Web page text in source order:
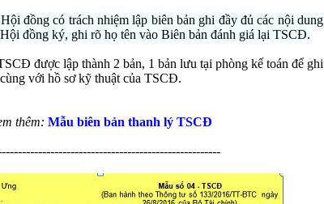
đồng có trách nhiệm lập biên bản ghi đầy đủ các nội dung
đồng ký, ghi rõ họ tên vào Biên bản đánh giá lại TSCĐ.
được lập thành 2 bản, 1 bản lưu tại phòng kế toán để ghi
với hồ sơ kỹ thuật của TSCĐ.
thêm: Mẫu biên bản thanh lý TSCĐ